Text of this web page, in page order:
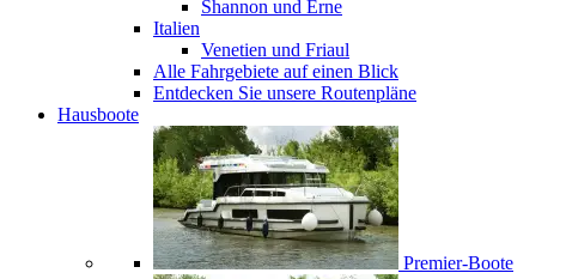
Shannon und Erne
Italien
Venetien und Friaul
Alle Fahrgebiete auf einen Blick
Entdecken Sie unsere Routenpläne
Hausboote
Premier-Boote